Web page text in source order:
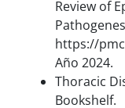
Review of
https://
Año 2024.
Thoracic
Bookshelf.